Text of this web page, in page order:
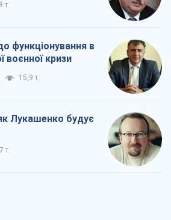
т.
функціонування в
кризи
15,9 т.
Лукашенко будує
т.